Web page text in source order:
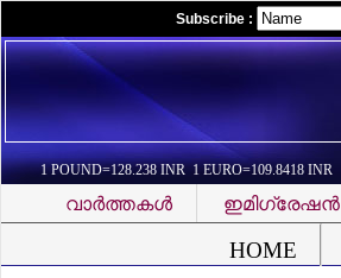
Subscribe :
1 POUND=128.238 INR 1 EURO=109.8418 INR
വാര്‍ത്തകള്‍
ഇമിഗ്രേഷന്‍
HOME